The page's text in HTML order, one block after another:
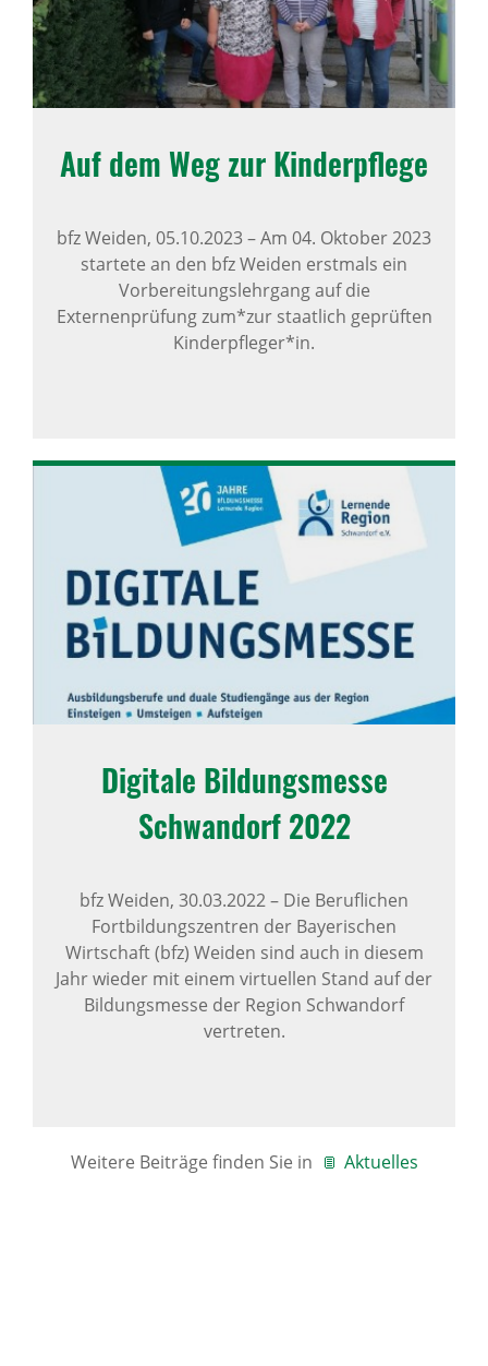
Auf dem Weg zur Kinder­pflege
bfz Weiden, 05.10.2023–Am 04. Oktober 2023
startete an den bfz Weiden erstmals ein
Vorbereitungslehrgang auf die
Externenprüfung zum*zur staatlich geprüften
Kinderpfleger*in.
Digi­tale Bildungs­messe
Schwan­dorf 2022
bfz Weiden, 30.03.2022– Die Beruflichen
Fortbildungszentren der Bayerischen
Wirtschaft (bfz) Weiden sind auch in diesem
Jahr wieder mit einem virtuellen Stand auf der
Bildungsmesse der Region Schwandorf
vertreten.
Weitere Beiträge finden Sie in Aktuelles